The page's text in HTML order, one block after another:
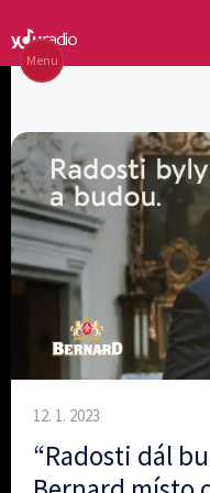
Menu
12. 1. 2023
“Radosti dál